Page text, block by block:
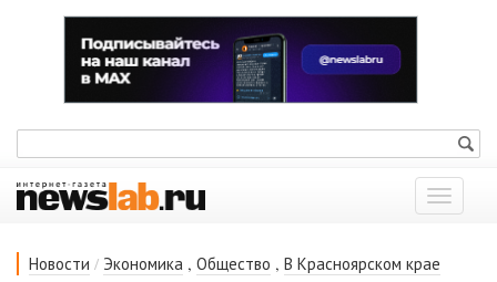
Показать
меню
Новости / Экономика , Общество , В Красноярском крае